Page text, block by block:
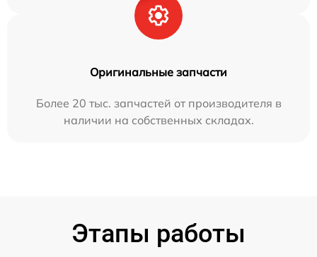
Оригинальные запчасти
Более 20 тыс. запчастей от производителя в
наличии на собственных складах.
Этапы работы